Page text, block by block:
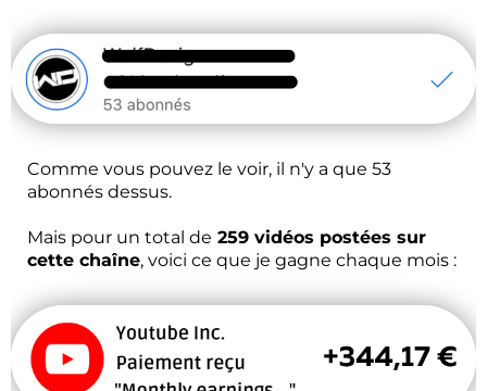
Comme vous pouvez le voir, il n'y a que 53
abonnés dessus.
Mais pour un total de 259 vidéos postées sur
cette chaîne, voici ce que je gagne chaque mois :